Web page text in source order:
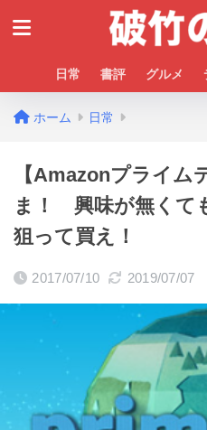
日常 書評 グルメ
ホーム 日常
【Amazonプライム
ま！ 興味が無くて
狙って買え！
2017/07/10 2019/07/07